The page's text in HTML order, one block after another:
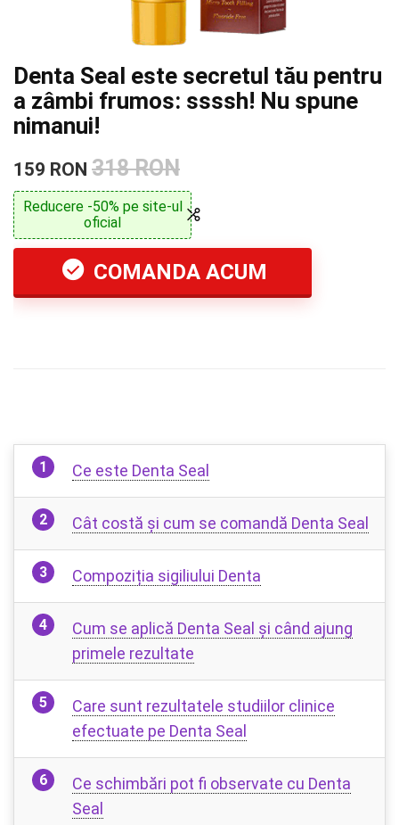
Denta Seal este secretul tău pentru
a zâmbi frumos: ssssh! Nu spune
nimanui!
159 RON 318 RON
Reducere -50% pe site-ul
oficial
COMANDA ACUM
Ce este Denta Seal
Cât costă și cum se comandă Denta Seal
Compoziția sigiliului Denta
Cum se aplică Denta Seal și când ajung
primele rezultate
Care sunt rezultatele studiilor clinice
efectuate pe Denta Seal
Ce schimbări pot fi observate cu Denta
Seal